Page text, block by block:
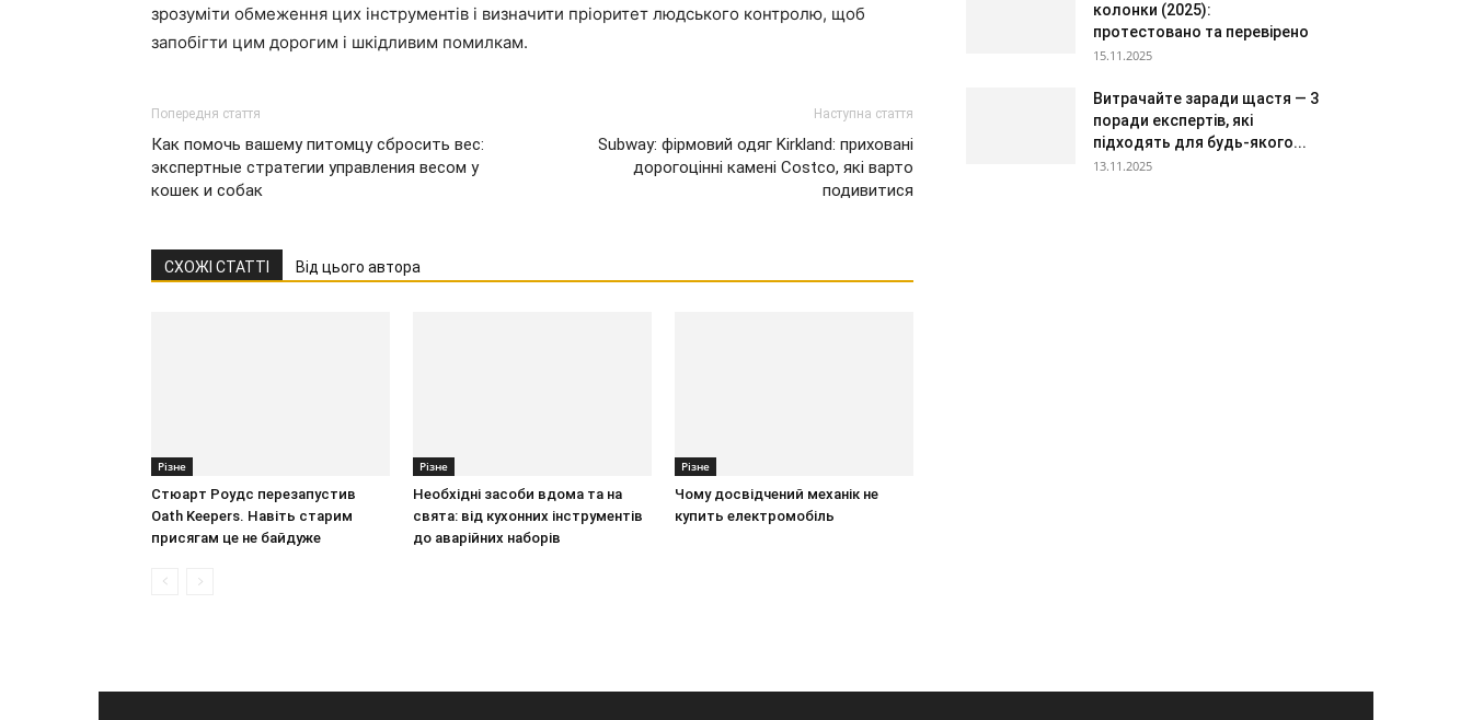
зрозуміти обмеження цих інструментів і визначити пріоритет людського контролю, щоб
запобігти цим дорогим і шкідливим помилкам.
Попередня стаття
Как помочь вашему питомцу сбросить вес:
экспертные стратегии управления весом у
кошек и собак
Наступна стаття
Subway: фірмовий одяг Kirkland: приховані
дорогоцінні камені Costco, які варто
подивитися
СХОЖІ СТАТТІ Від цього автора
Різне
Стюарт Роудс перезапустив
Oath Keepers. Навіть старим
присягам це не байдуже
Різне
Необхідні засоби вдома та на
свята: від кухонних інструментів
до аварійних наборів
Різне
Чому досвідчений механік не
купить електромобіль
колонки (2025):
протестовано та перевірено
15.11.2025
Витрачайте заради щастя — 3
поради експертів, які
підходять для будь-якого...
13.11.2025